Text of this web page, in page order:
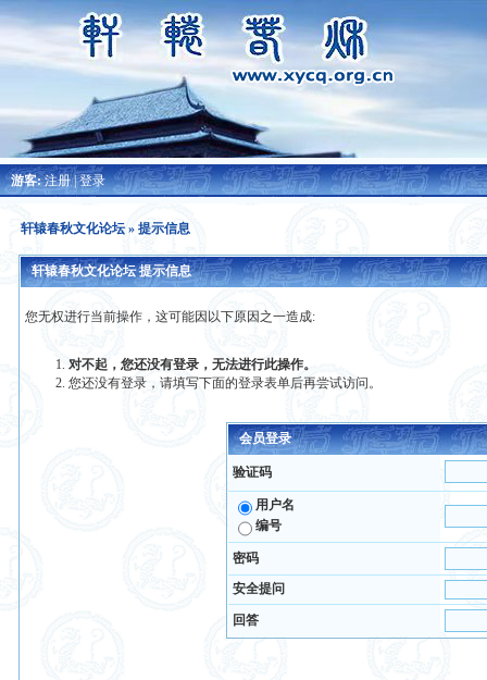
游客:注册|登录
轩辕春秋文化论坛» 提示信息
轩辕春秋文化论坛 提示信息
您无权进行当前操作，这可能因以下原因之一造成:
对不起，您还没有登录，无法进行此操作。
您还没有登录，请填写下面的登录表单后再尝试访问。
会员登录
验证码
用户名
编号
密码
安全提问
回答